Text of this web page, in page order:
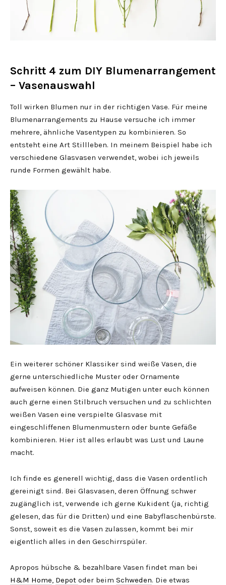
Schritt 4 zum DIY Blumenarrangement
– Vasenauswahl
Toll wirken Blumen nur in der richtigen Vase. Für meine
Blumenarrangements zu Hause versuche ich immer
mehrere, ähnliche Vasentypen zu kombinieren. So
entsteht eine Art Stillleben. In meinem Beispiel habe ich
verschiedene Glasvasen verwendet, wobei ich jeweils
runde Formen gewählt habe.
Ein weiterer schöner Klassiker sind weiße Vasen, die
gerne unterschiedliche Muster oder Ornamente
aufweisen können. Die ganz Mutigen unter euch können
auch gerne einen Stilbruch versuchen und zu schlichten
weißen Vasen eine verspielte Glasvase mit
eingeschliffenen Blumenmustern oder bunte Gefäße
kombinieren. Hier ist alles erlaubt was Lust und Laune
macht.
Ich finde es generell wichtig, dass die Vasen ordentlich
gereinigt sind. Bei Glasvasen, deren Öffnung schwer
zugänglich ist, verwende ich gerne Kukident (ja, richtig
gelesen, das für die Dritten) und eine Babyflaschenbürste.
Sonst, soweit es die Vasen zulassen, kommt bei mir
eigentlich alles in den Geschirrspüler.
Apropos hübsche & bezahlbare Vasen findet man bei
H&M Home, Depot oder beim Schweden. Die etwas